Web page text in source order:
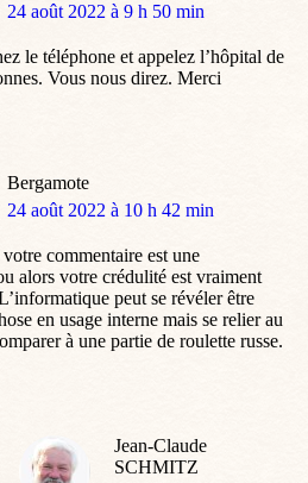
dit
24 août 2022 à 9 h 50 min
le téléphone et appelez l’hôpital de
Vous nous direz. Merci
Bergamote
dit
24 août 2022 à 10 h 42 min
votre commentaire est une
alors votre crédulité est vraiment
peut se révéler être
en usage interne mais se relier au
à une partie de roulette russe.
Jean-Claude
SCHMITZ